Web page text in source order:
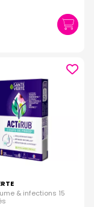
& infections 15